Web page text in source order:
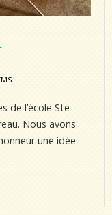
de l’école Ste
Nous avons
une idée